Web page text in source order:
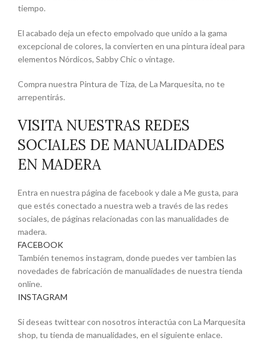
tiempo.
El acabado deja un efecto empolvado que unido a la gama
excepcional de colores, la convierten en una pintura ideal para
elementos Nórdicos, Sabby Chic o vintage.
Compra nuestra Pintura de Tiza, de La Marquesita, no te
arrepentirás.
VISITA NUESTRAS REDES
SOCIALES DE MANUALIDADES
EN MADERA
Entra en nuestra página de facebook y dale a Me gusta, para
que estés conectado a nuestra web a través de las redes
sociales, de páginas relacionadas con las manualidades de
madera.
FACEBOOK
También tenemos instagram, donde puedes ver tambien las
novedades de fabricación de manualidades de nuestra tienda
online.
INSTAGRAM
Si deseas twittear con nosotros interactúa con La Marquesita
shop, tu tienda de manualidades, en el siguiente enlace.